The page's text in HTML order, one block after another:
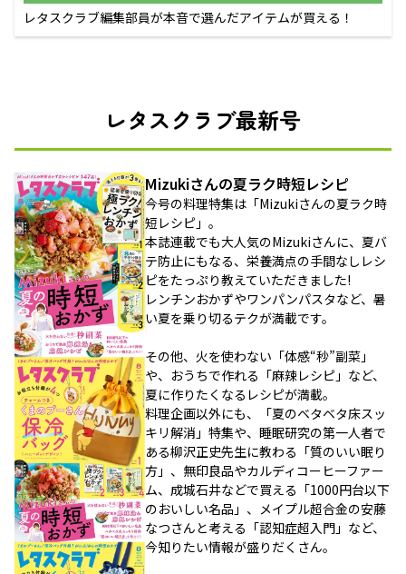
レタスクラブ編集部員が本音で選んだアイテムが買える！
レタスクラブ最新号
Mizukiさんの夏ラク時短レシピ
今号の料理特集は「Mizukiさんの夏ラク時
短レシピ」。
本誌連載でも大人気のMizukiさんに、夏バ
テ防止にもなる、栄養満点の手間なしレシ
ピをたっぷり教えていただきました!
レンチンおかずやワンパンパスタなど、暑
い夏を乗り切るテクが満載です。
その他、火を使わない「体感“秒”副菜」
や、おうちで作れる「麻辣レシピ」など、
夏に作りたくなるレシピが満載。
料理企画以外にも、「夏のベタベタ床スッ
キリ解消」特集や、睡眠研究の第一人者で
ある柳沢正史先生に教わる「質のいい眠り
方」、無印良品やカルディコーヒーファー
ム、成城石井などで買える「1000円台以下
のおいしい名品」、メイプル超合金の安藤
なつさんと考える「認知症超入門」など、
今知りたい情報が盛りだくさん。